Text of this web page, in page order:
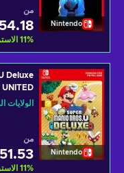
Nintendo
من
11%
Nintendo
Deluxe
STATES
الولايات
من
11%